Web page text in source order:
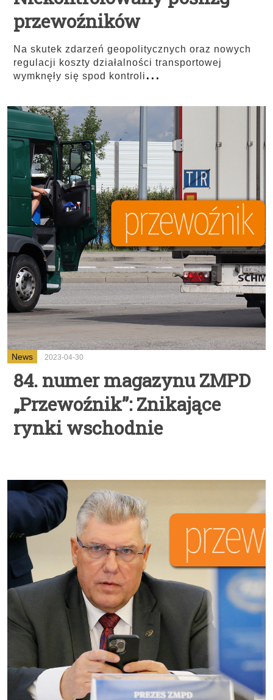
przewoźników
Na skutek zdarzeń geopolitycznych oraz nowych
regulacji koszty działalności transportowej
wymknęły się spod kontroli...
News 2023-04-30
84. numer magazynu ZMPD
„Przewoźnik”: Znikające
rynki wschodnie